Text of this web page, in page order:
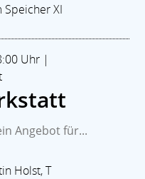
XI
Uhr |
Angebot für...
Holst, T